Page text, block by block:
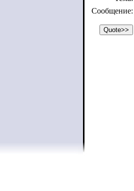
Сообщение: